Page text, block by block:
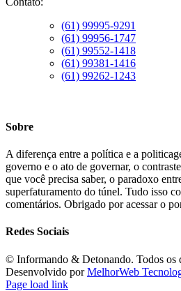
(61) 99995-9291
(61) 99956-1747
(61) 99552-1418
(61) 99381-1416
(61) 99262-1243
Sobre
A diferença entre a política e a
governo e o ato de governar, o
que você precisa saber, o paradoxo
superfaturamento do túnel. Tudo isso
comentários. Obrigado por acessar o
Redes Sociais
©️ Informando & Detonando. Todos os
Desenvolvido porMelhorWeb
Page load link